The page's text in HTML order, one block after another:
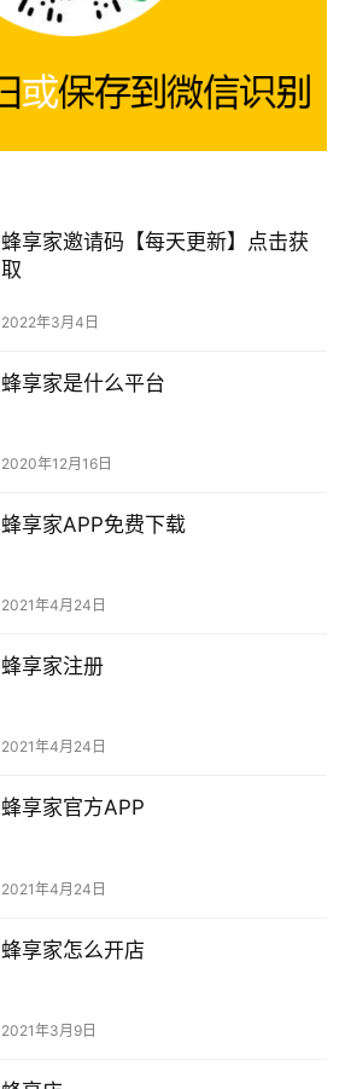
蜂享家邀请码【每天更新】点击获
取
2022年3月4日
蜂享家是什么平台
2020年12月16日
蜂享家APP免费下载
2021年4月24日
蜂享家注册
2021年4月24日
蜂享家官方APP
2021年4月24日
蜂享家怎么开店
2021年3月9日